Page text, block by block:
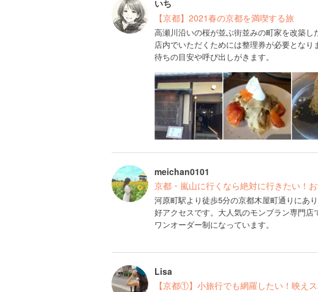
いち
【京都】2021春の京都を満喫する旅
高瀬川沿いの桜が並ぶ街並みの町家を改築し
店内でいただくためには整理券が必要となり
待ちの目安や呼び出しがきます。
meichan0101
京都・嵐山に行くなら絶対に行きたい！
河原町駅より徒歩5分の京都木屋町通りにあり
好アクセスです。大人気のモンブラン専門店
ワンオーダー制になっています。
Lisa
【京都①】小旅行でも網羅したい！映え